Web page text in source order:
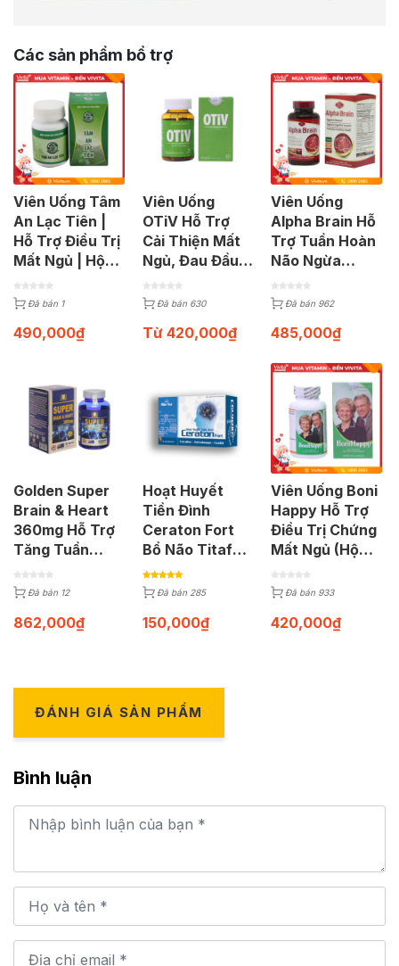
Các sản phẩm bổ trợ
Viên Uống Tâm
An Lạc Tiên |
Hỗ Trợ Điều Trị
Mất Ngủ | Hộp
60 Viên
Đã bán 1
490,000₫
Viên Uống
OTiV Hỗ Trợ
Cải Thiện Mất
Ngủ, Đau Đầu,
Chóng Mặt
Đã bán 630
Từ 420,000₫
Viên Uống
Alpha Brain Hỗ
Trợ Tuần Hoàn
Não Ngừa
Alzheimer (Hộp
60 Viên)
Đã bán 962
485,000₫
Golden Super
Brain & Heart
360mg Hỗ Trợ
Tăng Tuần
Hoàn Máu Não
(100 viên)
Đã bán 12
862,000₫
Hoạt Huyết
Tiền Đình
Ceraton Fort
Bổ Não Titafa
(Hộp 30 Viên)
Đã bán 285
150,000₫
Viên Uống Boni
Happy Hỗ Trợ
Điều Trị Chứng
Mất Ngủ (Hộp
60 Viên)
Đã bán 933
420,000₫
ĐÁNH GIÁ SẢN PHẨM
Bình luận